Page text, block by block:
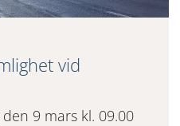
vid
9 mars kl. 09.00